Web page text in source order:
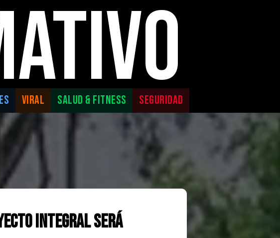
VIRAL SALUD & FITNESS SEGURIDAD
integral será